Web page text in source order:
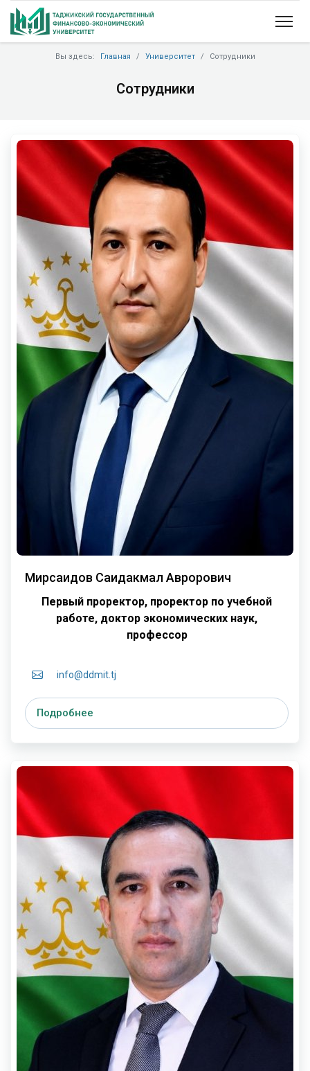
Вы здесь: Главная Университет Сотрудники
Сотрудники
Мирсаидов Саидакмал Аврорович
Первый проректор, проректор по учебной
работе, доктор экономических наук,
профессор
info@ddmit.tj
Подробнее